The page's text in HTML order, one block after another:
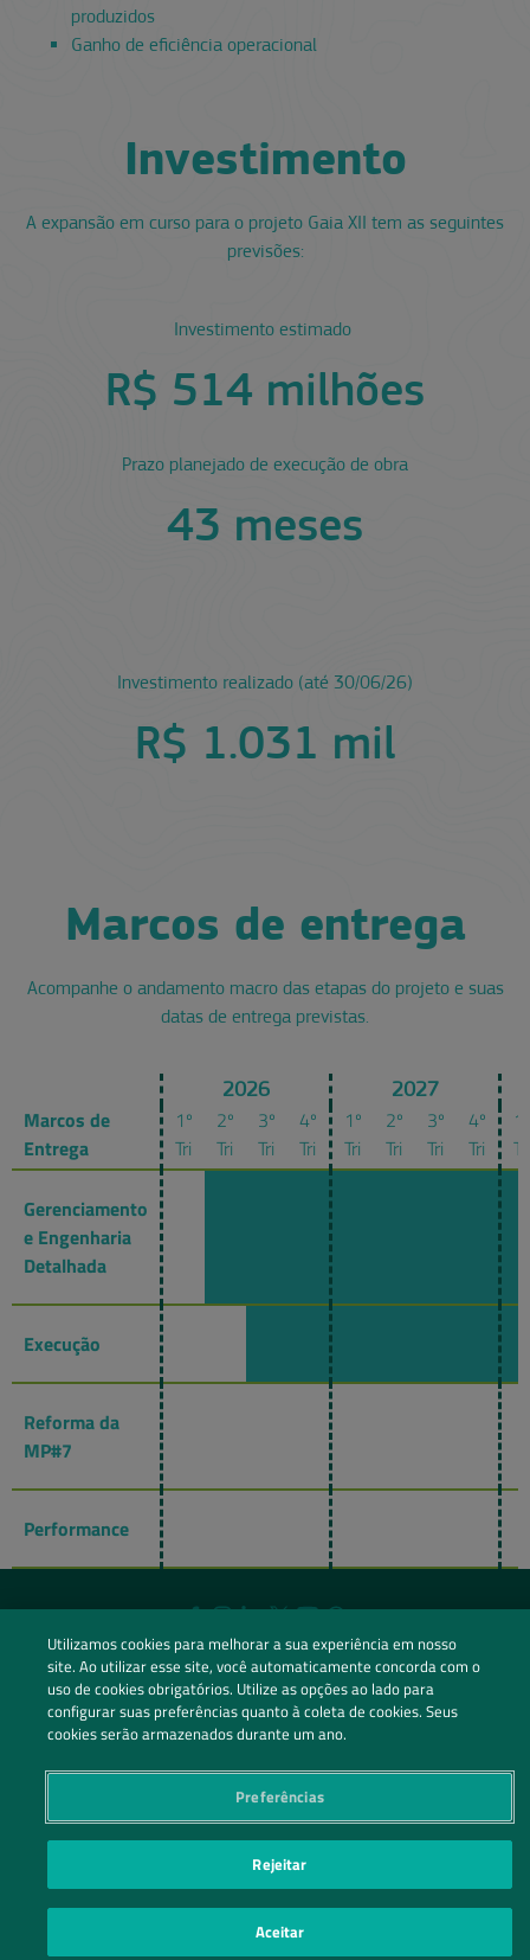
produzidos
Ganho de eficiência operacional
Investimento
A expansão em curso para o projeto Gaia XII tem as seguintes
previsões:
Investimento estimado
R$ 514 milhões
Prazo planejado de execução de obra
43 meses
Investimento realizado (até 30/06/26)
R$ 1.031 mil
Marcos de entrega
Acompanhe o andamento macro das etapas do projeto e suas
datas de entrega previstas.
2026 2027
Marcos de
Entrega
1º
Tri
2º
Tri
3º
Tri
4º
Tri
1º
Tri
2º
Tri
3º
Tri
4º
Tri
1º
Tri
Gerenciamento
e Engenharia
Detalhada
Execução
Reforma da
MP#7
Performance
Siga nossas redes sociais
Entre em Contato
POLÍTICA DE PRIVACIDADE|PREFERÊNCIAS DE PRIVACIDADE
Utilizamos cookies para melhorar a sua experiência em nosso
site. Ao utilizar esse site, você automaticamente concorda com o
uso de cookies obrigatórios. Utilize as opções ao lado para
configurar suas preferências quanto à coleta de cookies. Seus
cookies serão armazenados durante um ano.
Preferências
Rejeitar
Aceitar